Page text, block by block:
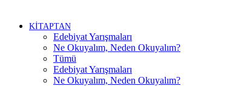
KİTAPTAN
Edebiyat Yarışmaları
Ne Okuyalım, Neden Okuyalım?
Tümü
Edebiyat Yarışmaları
Ne Okuyalım, Neden Okuyalım?